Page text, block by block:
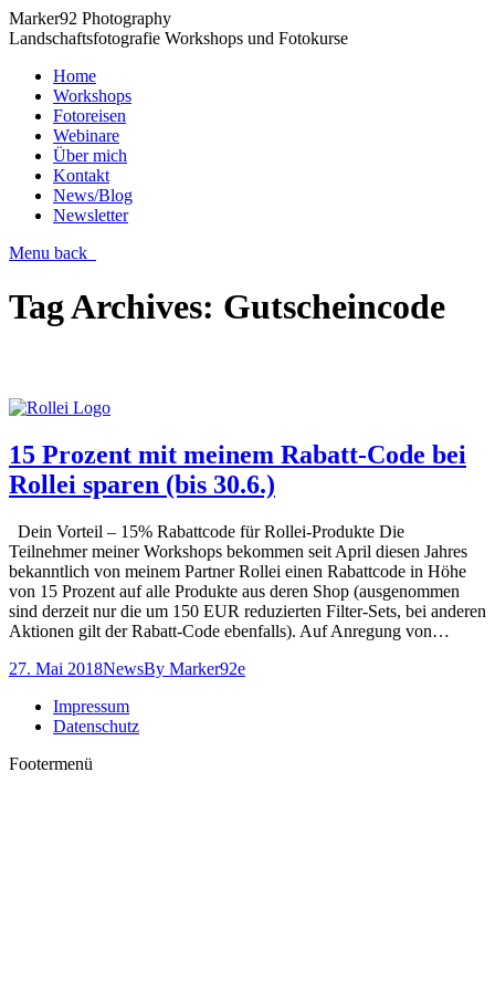
Marker92 Photography
Landschaftsfotografie Workshops und Fotokurse
Home
Workshops
Fotoreisen
Webinare
Über mich
Kontakt
News/Blog
Newsletter
Menu back
Tag Archives: Gutscheincode
15 Prozent mit meinem Rabatt-Code bei
Rollei sparen (bis 30.6.)
Dein Vorteil – 15% Rabattcode für Rollei-Produkte Die
Teilnehmer meiner Workshops bekommen seit April diesen Jahres
bekanntlich von meinem Partner Rollei einen Rabattcode in Höhe
von 15 Prozent auf alle Produkte aus deren Shop (ausgenommen
sind derzeit nur die um 150 EUR reduzierten Filter-Sets, bei anderen
Aktionen gilt der Rabatt-Code ebenfalls). Auf Anregung von…
27. Mai 2018NewsBy Marker92e
Impressum
Datenschutz
Footermenü